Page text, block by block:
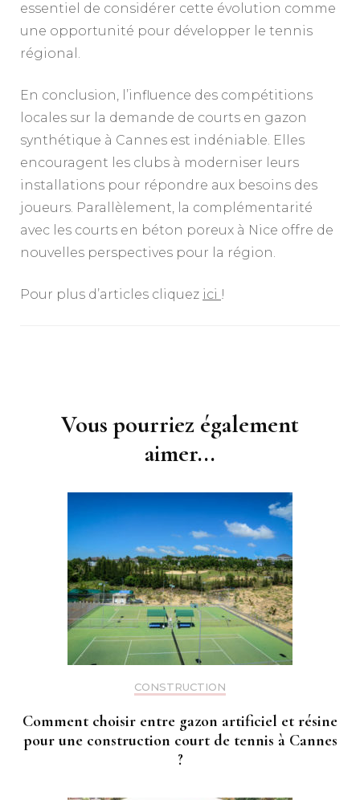
essentiel de considérer cette évolution comme
une opportunité pour développer le tennis
régional.
En conclusion, l’influence des compétitions
locales sur la demande de courts en gazon
synthétique à Cannes est indéniable. Elles
encouragent les clubs à moderniser leurs
installations pour répondre aux besoins des
joueurs. Parallèlement, la complémentarité
avec les courts en béton poreux à Nice offre de
nouvelles perspectives pour la région.
Pour plus d’articles cliquez ici !
Vous pourriez également
aimer...
CONSTRUCTION
Comment choisir entre gazon artificiel et résine
pour une construction court de tennis à Cannes
?